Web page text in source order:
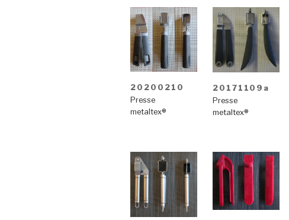
20200210
Presse
metaltex®
20171109a
Presse
metaltex®